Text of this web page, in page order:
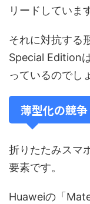
リードしていま
それに対抗する
Special Edition
っているのでし
薄型化の競争
折りたたみスマ
要素です。
Huaweiの「